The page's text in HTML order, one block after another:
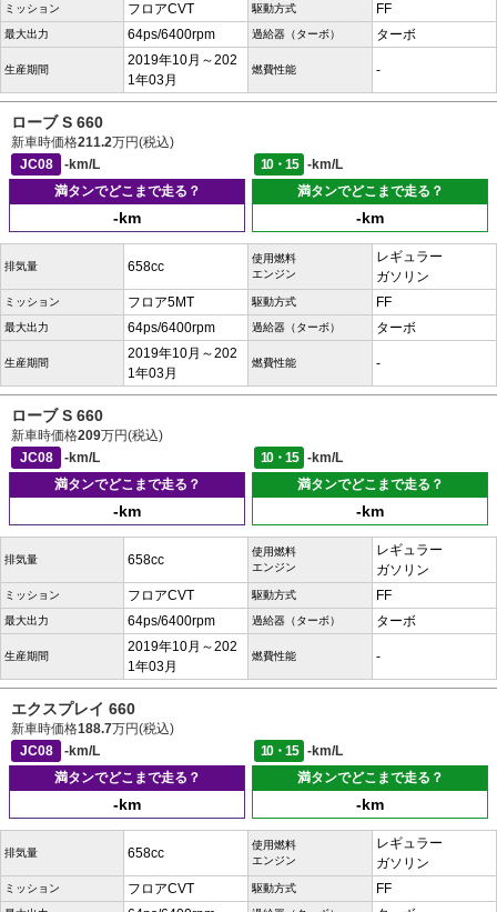
ミッション フロアCVT 駆動方式 FF
最大出力 64ps/6400rpm 過給器（ターボ） ターボ
生産期間
2019年10月～202
1年03月
燃費性能 -
ローブ S 660
新車時価格211.2万円(税込)
JC08
-km/L 10・15
-km/L
満タンでどこまで走る？
-km
満タンでどこまで走る？
-km
排気量 658cc
使用燃料
エンジン
レギュラー
ガソリン
ミッション フロア5MT 駆動方式 FF
最大出力 64ps/6400rpm 過給器（ターボ） ターボ
生産期間
2019年10月～202
1年03月
燃費性能 -
ローブ S 660
新車時価格209万円(税込)
JC08
-km/L 10・15
-km/L
満タンでどこまで走る？
-km
満タンでどこまで走る？
-km
排気量 658cc
使用燃料
エンジン
レギュラー
ガソリン
ミッション フロアCVT 駆動方式 FF
最大出力 64ps/6400rpm 過給器（ターボ） ターボ
生産期間
2019年10月～202
1年03月
燃費性能 -
エクスプレイ 660
新車時価格188.7万円(税込)
JC08
-km/L 10・15
-km/L
満タンでどこまで走る？
-km
満タンでどこまで走る？
-km
排気量 658cc
使用燃料
エンジン
レギュラー
ガソリン
ミッション フロアCVT 駆動方式 FF